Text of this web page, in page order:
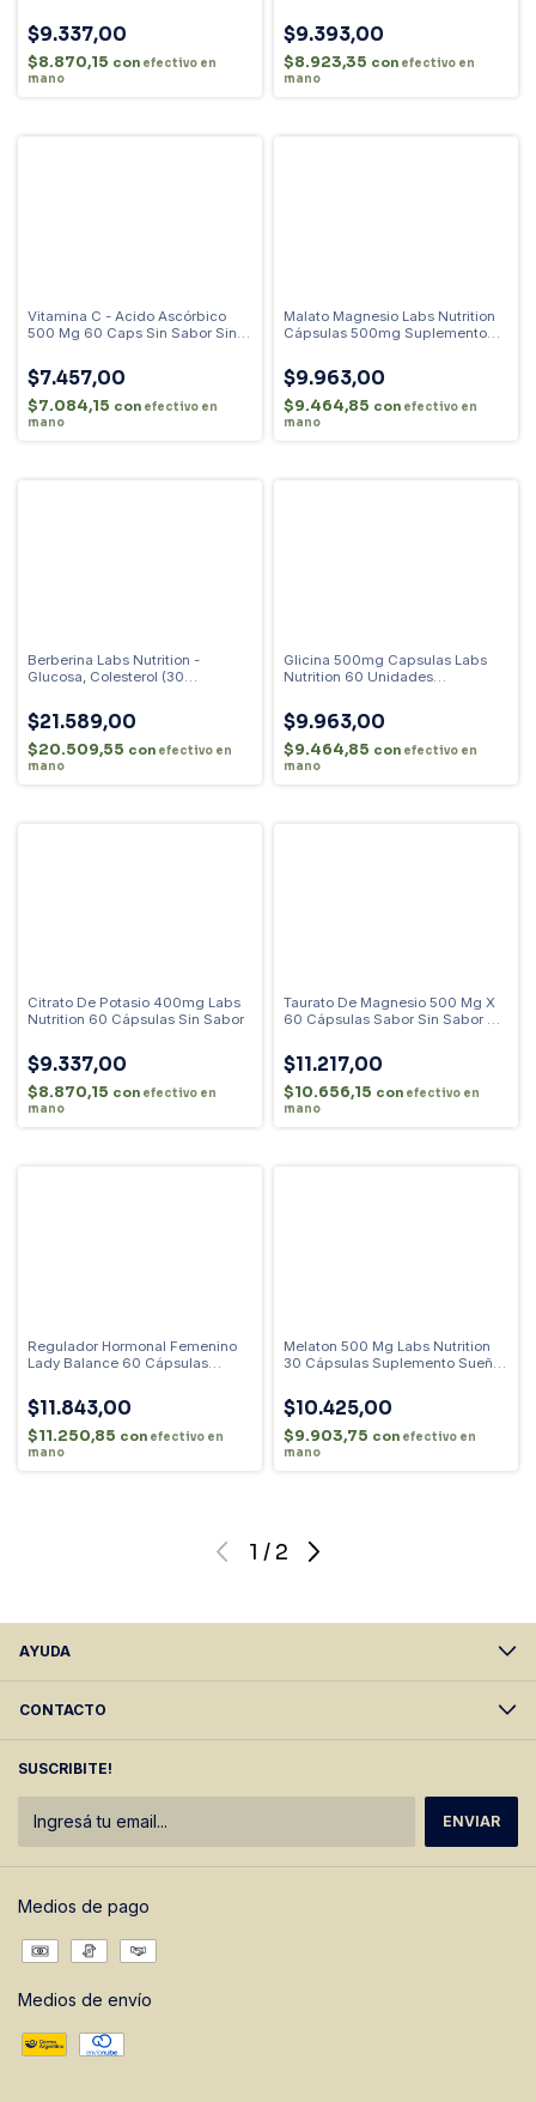
$9.337,00
$8.870,15 con efectivo en
mano
$9.393,00
$8.923,35 con efectivo en
mano
Vitamina C - Acido Ascórbico
500 Mg 60 Caps Sin Sabor Sin
$7.457,00
$7.084,15 con efectivo en
mano
Malato Magnesio Labs Nutrition
Cápsulas 500mg Suplemento
$9.963,00
$9.464,85 con efectivo en
mano
Berberina Labs Nutrition -
Glucosa, Colesterol (30
$21.589,00
$20.509,55 con efectivo en
mano
Glicina 500mg Capsulas Labs
Nutrition 60 Unidades
$9.963,00
$9.464,85 con efectivo en
mano
Citrato De Potasio 400mg Labs
Nutrition 60 Cápsulas Sin Sabor
$9.337,00
$8.870,15 con efectivo en
mano
Taurato De Magnesio 500 Mg X
60 Cápsulas Sabor Sin Sabor Sin
$11.217,00
$10.656,15 con efectivo en
mano
Regulador Hormonal Femenino
Lady Balance 60 Cápsulas
$11.843,00
$11.250,85 con efectivo en
mano
Melaton 500 Mg Labs Nutrition
30 Cápsulas Suplemento Sueño
$10.425,00
$9.903,75 con efectivo en
mano
1 / 2
AYUDA
CONTACTO
SUSCRIBITE!
Medios de pago
Medios de envío